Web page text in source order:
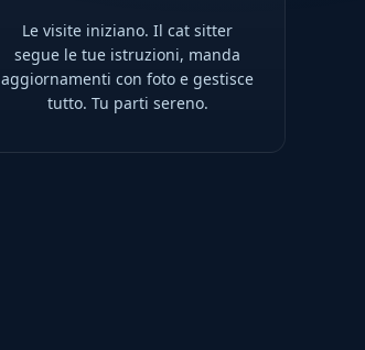
Le visite iniziano. Il cat sitter
segue le tue istruzioni, manda
aggiornamenti con foto e gestisce
tutto. Tu parti sereno.